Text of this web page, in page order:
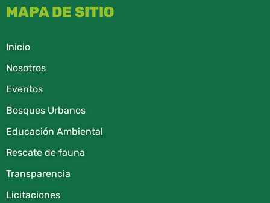
MAPA DE SITIO
Inicio
Nosotros
Eventos
Bosques Urbanos
Educación Ambiental
Rescate de fauna​
Transparencia
Licitaciones